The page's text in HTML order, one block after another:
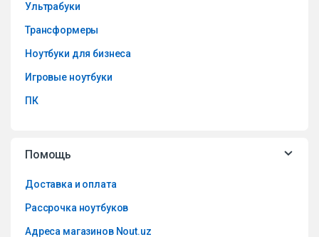
Ультрабуки
Трансформеры
Ноутбуки для бизнеса
Игровые ноутбуки
ПК
Помощь
Доставка и оплата
Рассрочка ноутбуков
Адреса магазинов Nout.uz